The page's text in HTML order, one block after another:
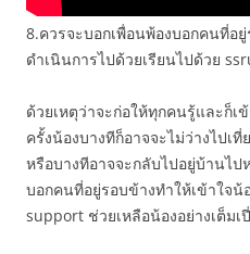
8.ควรจะบอกเพื่อนพ้องบอกคนที่อ
ดำเนินการไปด้วยเรียนไปด้วย
ด้วยเหตุว่าจะก่อให้ทุกคนรู้และก็เ
ครั้งน้องบางทีก็อาจจะไม่ว่างไปเ
หรือบางทีอาจจะกลับไปอยู่บ้านไ
บอกคนที่อยู่รอบข้างทำให้เข้าใจน้
support ช่วยเหลือน้องอย่างเต็มเ